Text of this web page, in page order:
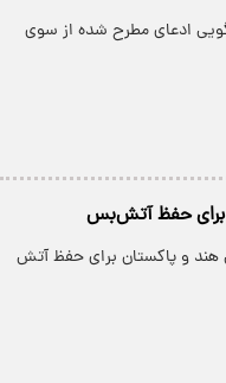
ادعای مطرح شده از سوی
برای حفظ آتش‌بس
هند و پاکستان برای حفظ آتش